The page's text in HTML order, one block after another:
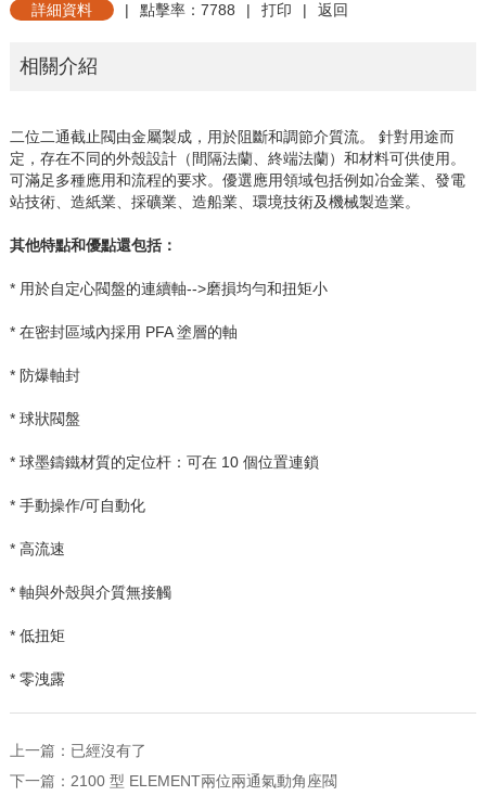
詳細資料 | 點擊率：7788 | 打印 | 返回
相關介紹
二位二通截止閥由金屬製成，用於阻斷和調節介質流。
針對用途而
定，存在不同的外殼設計（間隔法蘭、終端法蘭）和材料可供使用。
可滿足多種應用和流程的要求。優選應用領域包括例如冶金業、發電
站技術、造紙業、採礦業、造船業、環境技術及機械製造業。
其他特點和優點還包括：
* 用於自定心閥盤的連續軸-->磨損均勻和扭矩小
* 在密封區域內採用 PFA塗層的軸
* 防爆軸封
* 球狀閥盤
* 球墨鑄鐵材質的定位杆：可在10 個位置連鎖
* 手動操作/可自動化
* 高流速
* 軸與外殼與介質無接觸
* 低扭矩
* 零洩露
上一篇：已經沒有了
下一篇： 2100 型 ELEMENT兩位兩通氣動角座閥